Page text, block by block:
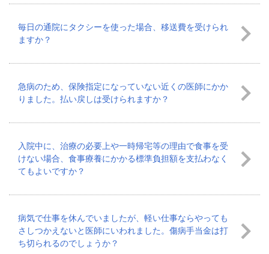
毎日の通院にタクシーを使った場合、移送費を受けられ
ますか？
急病のため、保険指定になっていない近くの医師にかか
りました。払い戻しは受けられますか？
入院中に、治療の必要上や一時帰宅等の理由で食事を受
けない場合、食事療養にかかる標準負担額を支払わなく
てもよいですか？
病気で仕事を休んでいましたが、軽い仕事ならやっても
さしつかえないと医師にいわれました。傷病手当金は打
ち切られるのでしょうか？